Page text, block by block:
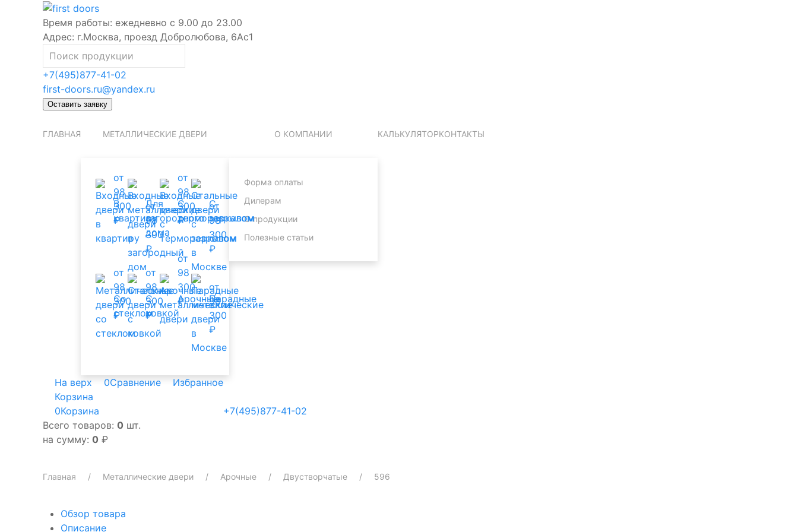
Время работы: ежедневно с 9.00 до 23.00
Адрес: г.Москва, проезд Добролюбова, 6Ас1
+7(495)877-41-02
first-doors.ru@yandex.ru
Оставить заявку
ГЛАВНАЯ МЕТАЛЛИЧЕСКИЕ ДВЕРИ
В
квартиру
от
98
300
₽
Для
загородного
дома
от
98
300
₽
С
терморазрывом
от
98
300
₽
С
зеркалом
от
98
300
₽
Со
стеклом
от
98
300
₽
С
ковкой
от
98
300
₽
Арочные
от
98
300
₽
Парадные
от
98
300
₽
О КОМПАНИИ
Форма оплаты
Дилерам
О продукции
Полезные статьи
КАЛЬКУЛЯТОРКОНТАКТЫ
На верх 0Сравнение
Избранное
Корзина
0Корзина
Всего товаров: 0 шт.
на сумму: 0 ₽
+7(495)877-41-02
Главная Металлические двери Арочные Двустворчатые 596
Обзор товара
Описание